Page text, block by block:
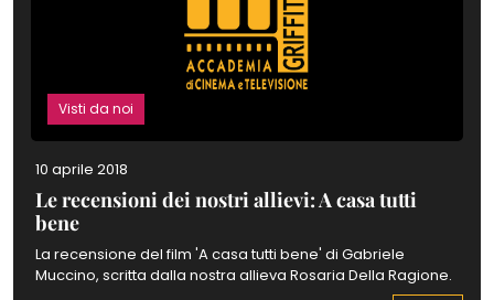
Visti da noi
10 aprile 2018
Le recensioni dei nostri allievi: A casa tutti
bene
La recensione del film 'A casa tutti bene' di Gabriele
Muccino, scritta dalla nostra allieva Rosaria Della Ragione.